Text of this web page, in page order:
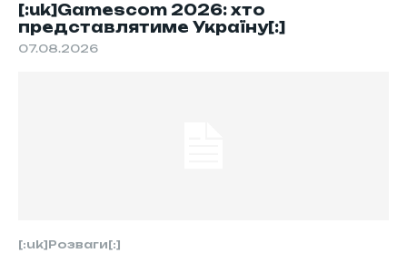
[:uk]Gamescom 2026: хто
представлятиме Україну[:]
07.08.2026
[:uk]Розваги[:]